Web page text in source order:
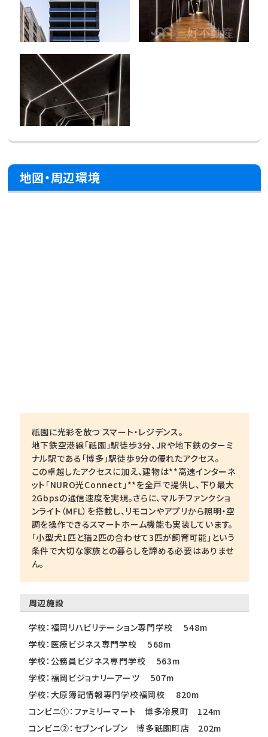
地図・周辺環境
祇園に光彩を放つ スマート・レジデンス。
地下鉄空港線「祇園」駅徒歩3分、JRや地下鉄のターミ
ナル駅である「博多」駅徒歩9分の優れたアクセス。
この卓越したアクセスに加え、建物は**高速インターネ
ット「NURO光Connect」**を全戸で提供し、下り最大
2Gbpsの通信速度を実現。さらに、マルチファンクショ
ンライト（MFL）を搭載し、リモコンやアプリから照明・空
調を操作できるスマートホーム機能も実装しています。
「小型犬1匹と猫2匹の合わせて3匹が飼育可能」という
条件で大切な家族との暮らしを諦める必要はありませ
ん。
周辺施設
学校：福岡リハビリテーション専門学校 548m
学校：医療ビジネス専門学校 568m
学校：公務員ビジネス専門学校 563m
学校：福岡ビジョナリーアーツ 507m
学校：大原簿記情報専門学校福岡校 820m
コンビニ①：ファミリーマート 博多冷泉町 124m
コンビニ②：セブンイレブン 博多祇園町店 202m